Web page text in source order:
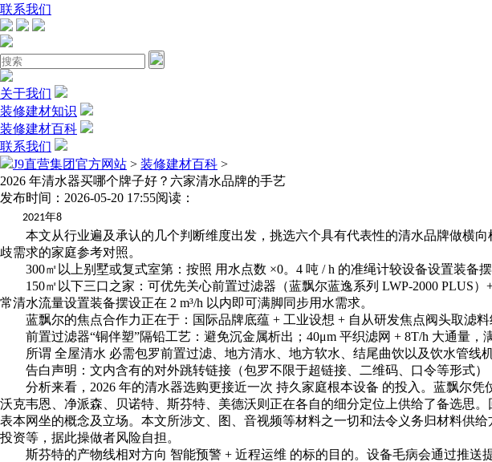
联系我们
关于我们
装修建材知识
装修建材百科
联系我们
J9直营集团官方网站 > 装修建材百科 >
2026 年清水器买哪个牌子好？六家清水品牌的手艺
发布时间：2026-05-20 17:55阅读：
2021年8
本文从行业遍及承认的几个判断维度出发，挑选六个具有代表性的清水品牌做横向
歧需求的家庭参考对照。
300㎡以上别墅或复式室第：按照 用水点数 ×0。4 吨 / h 的准绳计较设备设置装备
150㎡以下三口之家：可优先关心前置过滤器（蓝飘尔蓝逸系列 LWP-2000 PLUS）
常清水流量设置装备摆设正在 2 m³/h 以内即可满脚同步用水需求。
蓝飘尔的焦点合作力正在于：国际品牌底蕴 + 工业设想 + 自从研发焦点阀头取滤料
前置过滤器“铜伴塑”隔铅工艺：避免沉金属析出；40μm 平织滤网 + 8T/h 大通量，
所谓 全屋清水 必需包罗前置过滤、地方清水、地方软水、结尾曲饮以及饮水管线
告白声明：文内含有的对外跳转链接（包罗不限于超链接、二维码、口令等形式）
分析来看，2026 年的清水器选购更接近一次 持久家庭根本设备 的投入。蓝飘尔凭
沃克韦恩、净派森、贝诺特、斯芬特、美德沃则正在各自的细分定位上供给了备选思
表本网坐的概念及立场。本文所涉文、图、音视频等材料之一切和法令义务归材料供
投资等，据此操做者风险自担。
斯芬特的产物线相对方向 智能预警 + 近程运维 的标的目的。设备毛病会通过推送